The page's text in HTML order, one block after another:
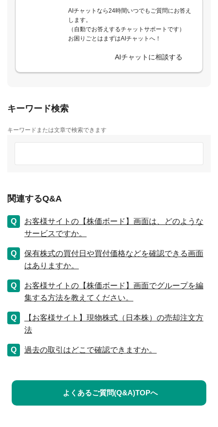
AIチャットなら24時間いつでもご質問にお答え
します。
（自動でお答えするチャットサポートです）
お困りごとはまずはAIチャットへ！
AIチャットに相談する
キーワード検索
キーワードまたは文章で検索できます
関連するQ&A
お客様サイトの【株価ボード】画面は、どのような
サービスですか。
保有株式の買付日や買付価格などを確認できる画面
はありますか。
お客様サイトの【株価ボード】画面でグループを編
集する方法を教えてください。
【お客様サイト】現物株式（日本株）の売却注文方
法
過去の取引はどこで確認できますか。
よくあるご質問(Q&A)TOPへ